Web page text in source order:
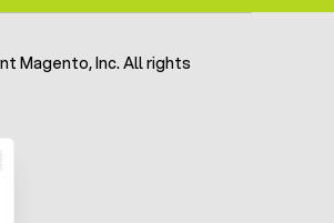
Magento, Inc. All rights